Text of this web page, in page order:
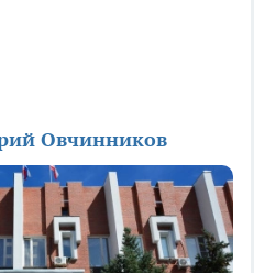
Овчинников